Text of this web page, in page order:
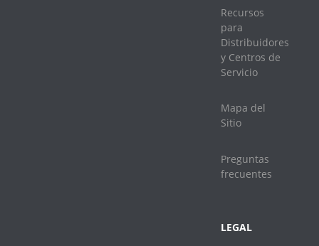
Recursos
para
Distribuidores
y Centros de
Servicio
Mapa del
Sitio
Preguntas
frecuentes
LEGAL